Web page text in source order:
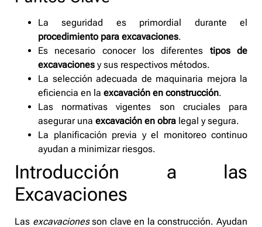
La seguridad es primordial durante el
procedimiento para excavaciones.
Es necesario conocer los diferentes tipos de
excavaciones y sus respectivos métodos.
La selección adecuada de maquinaria mejora la
eficiencia en la excavación en construcción.
Las normativas vigentes son cruciales para
asegurar una excavación en obra legal y segura.
La planificación previa y el monitoreo continuo
ayudan a minimizar riesgos.
Introducción a las
Excavaciones
Las excavacionesson clave en la construcción. Ayudan